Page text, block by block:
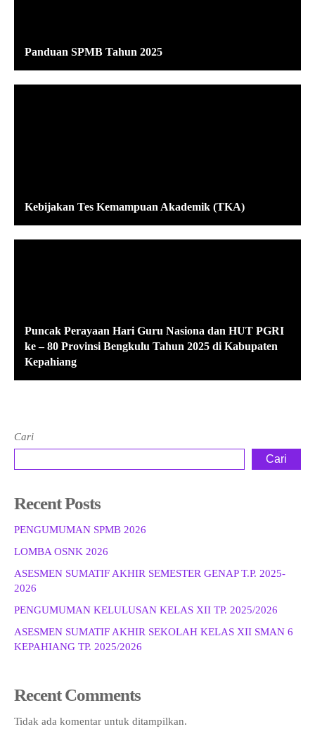
Panduan SPMB Tahun 2025
Kebijakan Tes Kemampuan Akademik (TKA)
Puncak Perayaan Hari Guru Nasiona dan HUT PGRI
ke – 80 Provinsi Bengkulu Tahun 2025 di Kabupaten
Kepahiang
Cari
Cari
Recent Posts
PENGUMUMAN SPMB 2026
LOMBA OSNK 2026
ASESMEN SUMATIF AKHIR SEMESTER GENAP T.P. 2025-
2026
PENGUMUMAN KELULUSAN KELAS XII TP. 2025/2026
ASESMEN SUMATIF AKHIR SEKOLAH KELAS XII SMAN 6
KEPAHIANG TP. 2025/2026
Recent Comments
Tidak ada komentar untuk ditampilkan.